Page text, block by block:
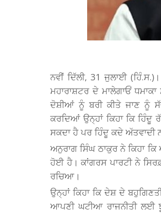
ਨਵੀਂ ਦਿੱਲੀ, 31 ਜੁਲਾਈ
ਮਹਾਰਾਸ਼ਟਰ ਦੇ ਮਾਲੇਗਾਓਂ
ਦੋਸ਼ੀਆਂ ਨੂੰ ਬਰੀ ਕੀਤੇ ਜਾਣ ਨੂੰ
ਕਰਦਿਆਂ ਉਨ੍ਹਾਂ ਕਿਹਾ ਕਿ ਹਿੰਦੂ
ਸਕਦਾ ਹੈ ਪਰ ਹਿੰਦੂ ਕਦੇ ਅੱਤਵਾਦੀ
ਅਨੁਰਾਗ ਸਿੰਘ ਠਾਕੁਰ ਨੇ ਕਿਹਾ
ਹੋਈ ਹੈ। ਕਾਂਗਰਸ ਪਾਰਟੀ ਨੇ
ਰਚਿਆ।
ਉਨ੍ਹਾਂ ਕਿਹਾ ਕਿ ਦੇਸ਼ ਦੇ
ਆਪਣੀ ਘਟੀਆ ਰਾਜਨੀਤੀ